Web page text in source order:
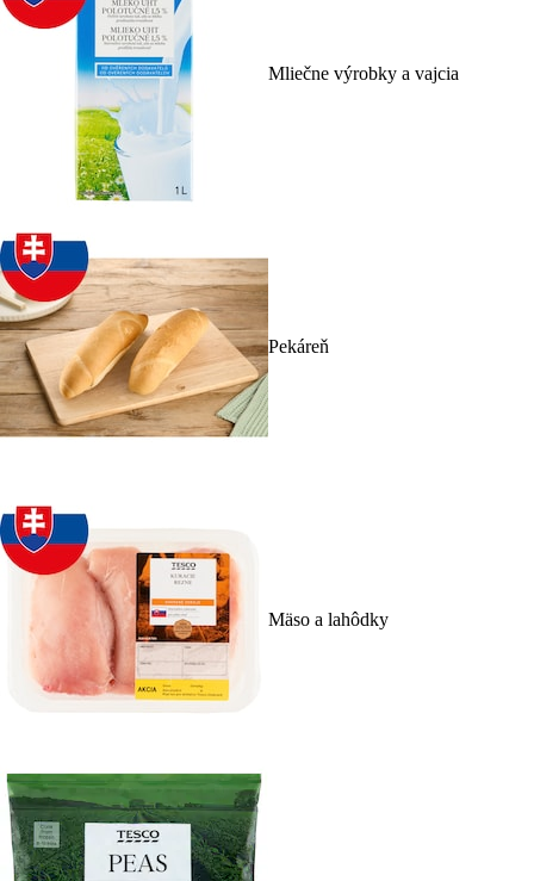
Mliečne výrobky a vajcia
Pekáreň
Mäso a lahôdky